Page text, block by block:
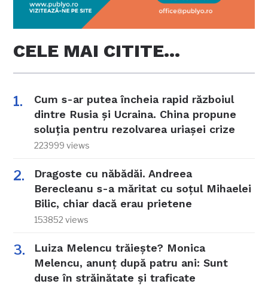
CELE MAI CITITE…
Cum s-ar putea încheia rapid războiul
dintre Rusia și Ucraina. China propune
soluția pentru rezolvarea uriașei crize
223999 views
Dragoste cu năbădăi. Andreea
Berecleanu s-a măritat cu soțul Mihaelei
Bilic, chiar dacă erau prietene
153852 views
Luiza Melencu trăiește? Monica
Melencu, anunț după patru ani: Sunt
duse în străinătate și traficate